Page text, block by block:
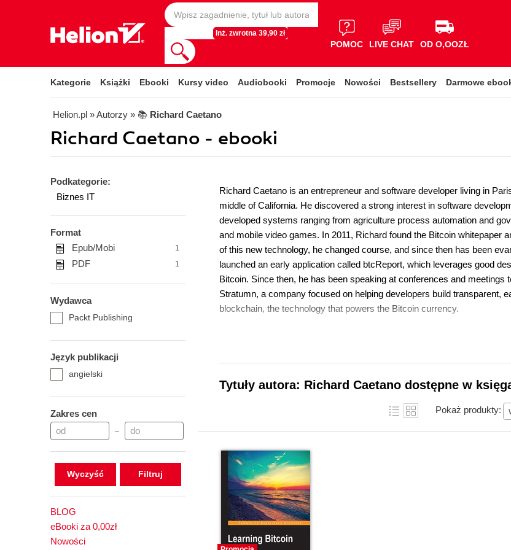
Inż. zwrotna 39,90 zł
POMOC LIVE CHAT OD O,OOZŁ
Kategorie Książki Ebooki Kursy video Audiobooki Promocje Nowości Bestsellery Darmowe
Helion.pl » Autorzy » 📚 Richard Caetano
Richard Caetano - ebooki
Podkategorie:
Biznes IT
Format
Epub/Mobi
1
PDF 1
Wydawca
Packt Publishing
Język publikacji
angielski
Zakres cen
–
Wyczyść
BLOG
eBooki za 0,00zł
Nowości
Richard Caetano is an entrepreneur and software developer living in
middle of California. He discovered a strong interest in software
developed systems ranging from agriculture process automation and
and mobile video games. In 2011, Richard found the Bitcoin whitepaper
of this new technology, he changed course, and since then has been
launched an early application called btcReport, which leverages good
Bitcoin. Since then, he has been speaking at conferences and
Stratumn, a company focused on helping developers build transparent,
blockchain, the technology that powers the Bitcoin currency.
Tytuły autora: Richard Caetano dostępne w
Pokaż produkty: